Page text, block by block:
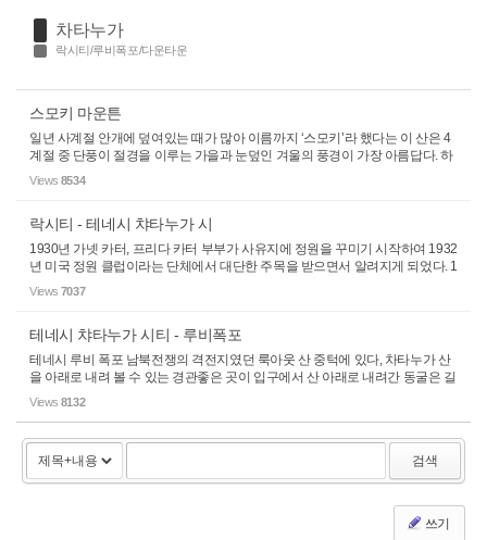
차타누가
락시티/루비폭포/다운타운
스모키 마운튼
일년 사계절 안개에 덮여있는 때가 많아 이름까지 ‘스모키’라 했다는 이 산은 4
계절 중 단풍이 절경을 이루는 가을과 눈덮인 겨울의 풍경이 가장 아름답다. 하
지만 기상이 험악한 겨울보다는 9월 중순부터 시작해 10월부터 11월 초까지
Views 8534
락시티 - 테네시 챠타누가 시
1930년 가넷 카터, 프리다 카터 부부가 사유지에 정원을 꾸미기 시작하여 1932
년 미국 정원 클럽이라는 단체에서 대단한 주목을 받으면서 알려지게 되었다. 1
932년 5월 21일부터 정식으로 일반에게 공개되기 시작하였다. 산 정상에서 갖
Views 7037
테네시 챠타누가 시티 - 루비폭포
테네시 루비 폭포 남북전쟁의 격전지였던 룩아웃 산 중턱에 있다, 차타누가 산
을 아래로 내려 볼 수 있는 경관좋은 곳이 입구에서 산 아래로 내려간 동굴은 길
이가 무려 12마일이나 된다. 1928년 룩아웃 산 동굴 탐험가였던 레오 램버트는
Views 8132
검색
쓰기